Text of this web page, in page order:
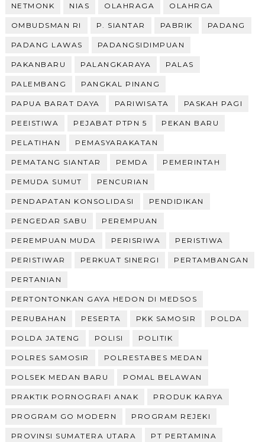
NETMONK NIAS OLAHRAGA OLAHRGA
OMBUDSMAN RI P. SIANTAR PABRIK PADANG
PADANG LAWAS PADANGSIDIMPUAN
PAKANBARU PALANGKARAYA PALAS
PALEMBANG PANGKAL PINANG
PAPUA BARAT DAYA PARIWISATA PASKAH PAGI
PEEISTIWA PEJABAT PTPN 5 PEKAN BARU
PELATIHAN PEMASYARAKATAN
PEMATANG SIANTAR PEMDA PEMERINTAH
PEMUDA SUMUT PENCURIAN
PENDAPATAN KONSOLIDASI PENDIDIKAN
PENGEDAR SABU PEREMPUAN
PEREMPUAN MUDA PERISRIWA PERISTIWA
PERISTIWAR PERKUAT SINERGI PERTAMBANGAN
PERTANIAN
PERTONTONKAN GAYA HEDON DI MEDSOS
PERUBAHAN PESERTA PKK SAMOSIR POLDA
POLDA JATENG POLISI POLITIK
POLRES SAMOSIR POLRESTABES MEDAN
POLSEK MEDAN BARU POMAL BELAWAN
PRAKTIK PORNOGRAFI ANAK PRODUK KARYA
PROGRAM GO MODERN PROGRAM REJEKI
PROVINSI SUMATERA UTARA PT PERTAMINA